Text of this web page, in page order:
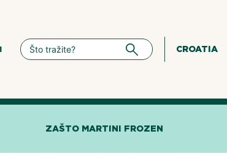
CROATIA
ZAŠTO MARTINI FROZEN